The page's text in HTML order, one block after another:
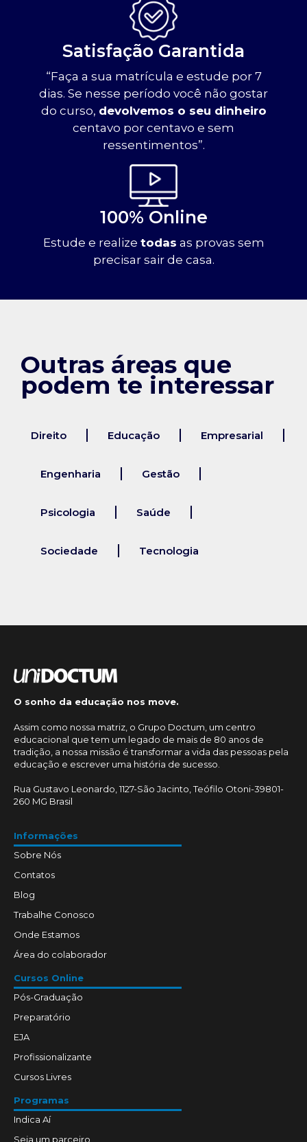
Satisfação Garantida
“Faça a sua matrícula e estude por 7
dias. Se nesse período você não gostar
do curso, devolvemos o seu dinheiro
centavo por centavo e sem
ressentimentos”.
100% Online
Estude e realize todas as provas sem
precisar sair de casa.
Outras áreas que
podem te interessar
Direito Educação Empresarial
Engenharia Gestão
Psicologia Saúde
Sociedade Tecnologia
O sonho da educação nos move.
Assim como nossa matriz, o Grupo Doctum, um centro
educacional que tem um legado de mais de 80 anos de
tradição, a nossa missão é transformar a vida das pessoas pela
educação e escrever uma história de sucesso.
Rua Gustavo Leonardo, 1127-São Jacinto, Teófilo Otoni-39801-
260 MG Brasil
Informações
Sobre Nós
Contatos
Blog
Trabalhe Conosco
Onde Estamos
Área do colaborador
Cursos Online
Pós-Graduação
Preparatório
EJA
Profissionalizante
Cursos Livres
Programas
Indica Aí
Seja um parceiro